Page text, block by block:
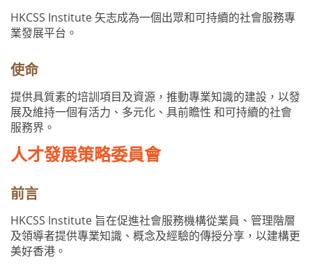
HKCSS Institute 矢志成為一個出眾和可持續的社會服務專
業發展平台。
使命
提供具質素的培訓項目及資源，推動專業知識的建設，以發
展及維持一個有活力、多元化、具前瞻性 和可持續的社會
服務界。
人才發展策略委員會
前言
HKCSS Institute 旨在促進社會服務機構從業員、管理階層
及領導者提供專業知識、概念及經驗的傳授分享，以建構更
美好香港。